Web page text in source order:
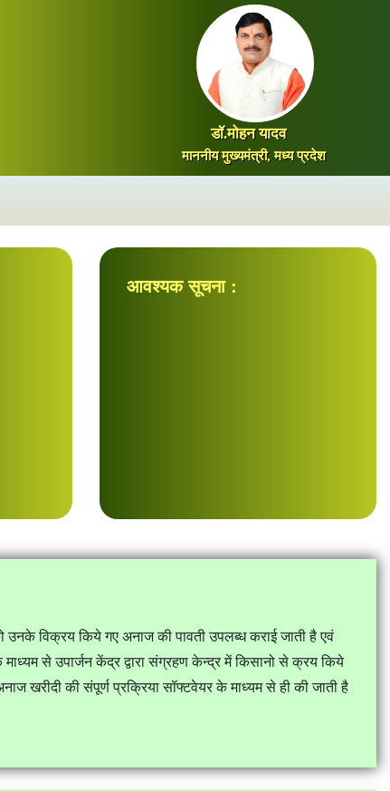
डॉ.मोहन यादव
माननीय मुख्यमंत्री, मध्य प्रदेश
आवश्यक सूचना :
उनके विक्रय किये गए अनाज की पावती उपलब्ध कराई जाती है एवं
से उपार्जन केंद्र द्वारा संग्रहण केन्द्र में किसानो से क्रय किये
खरीदी की संपूर्ण प्रक्रिया सॉफ्टवेयर के माध्यम से ही की जाती है